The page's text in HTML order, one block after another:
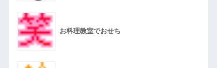
お料理教室でおせち